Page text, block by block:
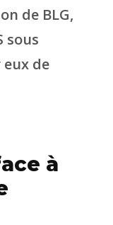
de BLG,
sous
de
à